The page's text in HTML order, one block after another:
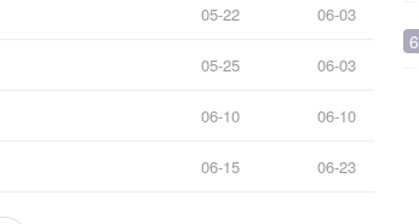
05-22 06-03
05-25 06-03
06-10 06-10
06-15 06-23
6